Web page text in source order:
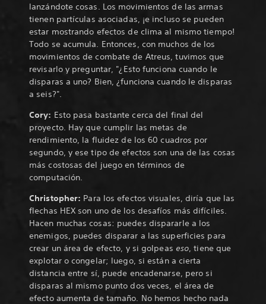
lanzándote cosas. Los movimientos de las armas
tienen partículas asociadas, ¡e incluso se pueden
estar mostrando efectos de clima al mismo tiempo!
Todo se acumula. Entonces, con muchos de los
movimientos de combate de Atreus, tuvimos que
revisarlo y preguntar, "¿Esto funciona cuando le
disparas a uno? Bien, ¿funciona cuando le disparas
a seis?".
Cory: Esto pasa bastante cerca del final del
proyecto. Hay que cumplir las metas de
rendimiento, la fluidez de los 60 cuadros por
segundo, y ese tipo de efectos son una de las cosas
más costosas del juego en términos de
computación.
Christopher: Para los efectos visuales, diría que las
flechas HEX son uno de los desafíos más difíciles.
Hacen muchas cosas: puedes dispararle a los
enemigos, puedes disparar a las superficies para
crear un área de efecto, y si golpeas eso, tiene que
explotar o congelar; luego, si están a cierta
distancia entre sí, puede encadenarse, pero si
disparas al mismo punto dos veces, el área de
efecto aumenta de tamaño. No hemos hecho nada